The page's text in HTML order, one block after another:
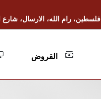
فلسطين، رام الله، الارسال، شارع
القروض